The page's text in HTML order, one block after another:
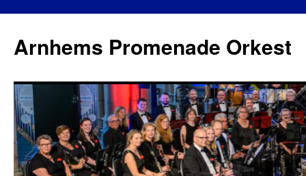
de
inhoud
Arnhems Promenade Orkest